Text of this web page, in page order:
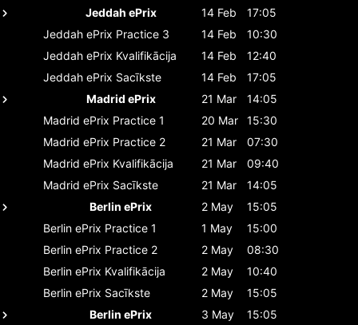
Jeddah ePrix
14 Feb
17:05
Jeddah ePrix Practice 3 14 Feb
10:30
Jeddah ePrix Kvalifikācija 14 Feb
12:40
Jeddah ePrix Sacīkste 14 Feb
17:05
Madrid ePrix
21 Mar
14:05
Madrid ePrix Practice 1 20 Mar
15:30
Madrid ePrix Practice 2 21 Mar
07:30
Madrid ePrix Kvalifikācija 21 Mar
09:40
Madrid ePrix Sacīkste 21 Mar
14:05
Berlin ePrix
2 May
15:05
Berlin ePrix Practice 1 1 May
15:00
Berlin ePrix Practice 2 2 May
08:30
Berlin ePrix Kvalifikācija 2 May
10:40
Berlin ePrix Sacīkste 2 May
15:05
Berlin ePrix
3 May
15:05